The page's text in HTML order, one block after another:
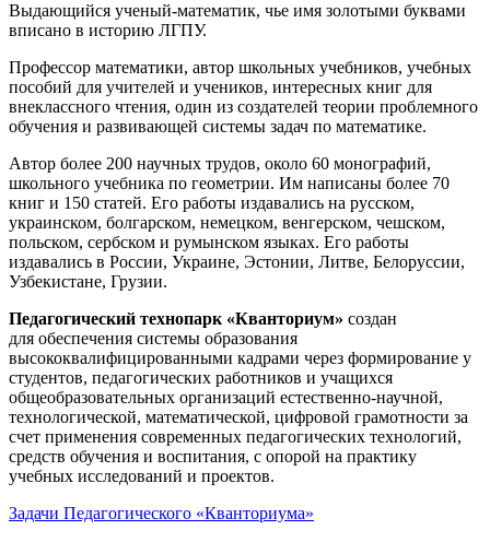
Выдающийся ученый-математик, чье имя золотыми буквами
вписано в историю ЛГПУ.
Профессор математики, автор школьных учебников, учебных
пособий для учителей и учеников, интересных книг для
внеклассного чтения, один из создателей теории проблемного
обучения и развивающей системы задач по математике.
Автор более 200 научных трудов, около 60 монографий,
школьного учебника по геометрии. Им написаны более 70
книг и 150 статей. Его работы издавались на русском,
украинском, болгарском, немецком, венгерском, чешском,
польском, сербском и румынском языках. Его работы
издавались в России, Украине, Эстонии, Литве, Белоруссии,
Узбекистане, Грузии.
Педагогический технопарк «Кванториум» создан
для обеспечения системы образования
высококвалифицированными кадрами через формирование у
студентов, педагогических работников и учащихся
общеобразовательных организаций естественно-научной,
технологической, математической, цифровой грамотности за
счет применения современных педагогических технологий,
средств обучения и воспитания, с опорой на практику
учебных исследований и проектов.
Задачи Педагогического «Кванториума»